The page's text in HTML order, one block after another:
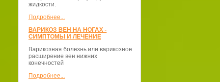
жидкости.
Подробнее...
ВАРИКОЗ ВЕН НА НОГАХ -
СИМПТОМЫ И ЛЕЧЕНИЕ
Варикозная болезнь или варикозное
расширение вен нижних
конечностей
Подробнее...